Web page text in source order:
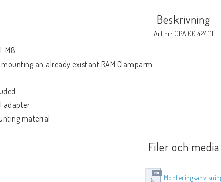
Beskrivning
Art.nr: CPA.00.424.111
M8
mounting an already existant RAM Clamparm
adapter
material
Filer och media